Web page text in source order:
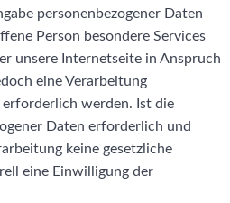
personenbezogener Daten
Person besondere Services
unsere Internetseite in Anspruch
eine Verarbeitung
erforderlich werden. Ist die
Daten erforderlich und
keine gesetzliche
eine Einwilligung der